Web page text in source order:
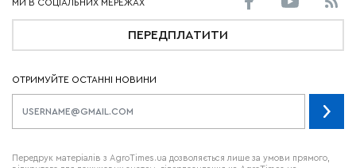
ПЕРЕДПЛАТИТИ
ОТРИМУЙТЕ ОСТАННІ НОВИНИ
Передрук матеріалів з AgroTimes.ua дозволяється лише за умови прямого,